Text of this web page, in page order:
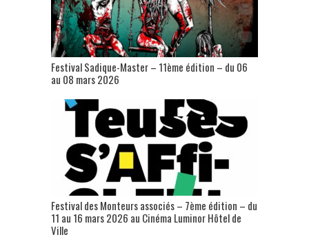
Festival Sadique-Master – 11ème édition – du 06
au 08 mars 2026
Festival des Monteurs associés – 7ème édition – du
11 au 16 mars 2026 au Cinéma Luminor Hôtel de
Ville